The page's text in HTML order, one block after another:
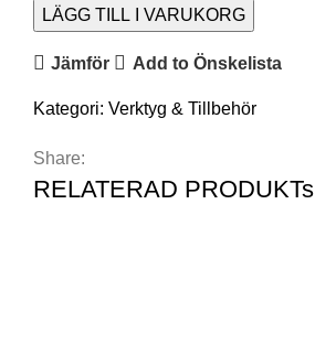
LÄGG TILL I VARUKORG
Jämför Add to Önskelista
Kategori: Verktyg & Tillbehör
Share:
RELATERAD PRODUKTs